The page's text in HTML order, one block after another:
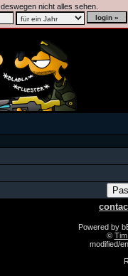
nicht alles sehen.
Powered by
©
modified/